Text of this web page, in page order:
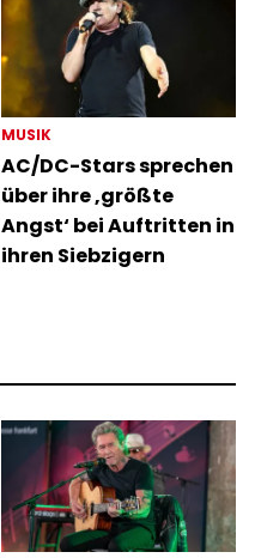
MUSIK
AC/DC-Stars sprechen
über ihre ‚größte
Angst‘ bei Auftritten in
ihren Siebzigern